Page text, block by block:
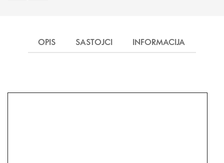
OPIS SASTOJCI INFORMACIJA